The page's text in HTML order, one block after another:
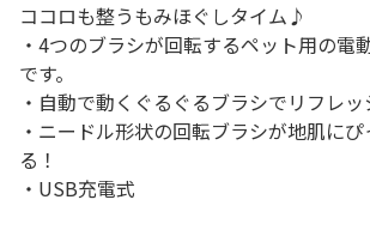
ココロも整うもみほぐしタイム♪
・4つのブラシが回転するペット用の電
です。
・自動で動くぐるぐるブラシでリフレッ
・ニードル形状の回転ブラシが地肌に
る！
・USB充電式